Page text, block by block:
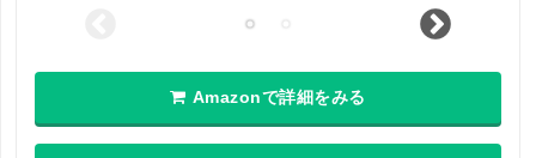
Amazonで詳細をみる